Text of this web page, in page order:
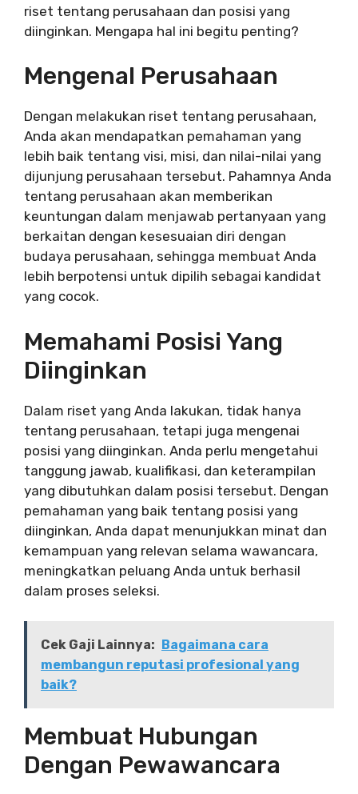
riset tentang perusahaan dan posisi yang
diinginkan. Mengapa hal ini begitu penting?
Mengenal Perusahaan
Dengan melakukan riset tentang perusahaan,
Anda akan mendapatkan pemahaman yang
lebih baik tentang visi, misi, dan nilai-nilai yang
dijunjung perusahaan tersebut. Pahamnya Anda
tentang perusahaan akan memberikan
keuntungan dalam menjawab pertanyaan yang
berkaitan dengan kesesuaian diri dengan
budaya perusahaan, sehingga membuat Anda
lebih berpotensi untuk dipilih sebagai kandidat
yang cocok.
Memahami Posisi Yang
Diinginkan
Dalam riset yang Anda lakukan, tidak hanya
tentang perusahaan, tetapi juga mengenai
posisi yang diinginkan. Anda perlu mengetahui
tanggung jawab, kualifikasi, dan keterampilan
yang dibutuhkan dalam posisi tersebut. Dengan
pemahaman yang baik tentang posisi yang
diinginkan, Anda dapat menunjukkan minat dan
kemampuan yang relevan selama wawancara,
meningkatkan peluang Anda untuk berhasil
dalam proses seleksi.
Cek Gaji Lainnya: Bagaimana cara
membangun reputasi profesional yang
baik?
Membuat Hubungan
Dengan Pewawancara